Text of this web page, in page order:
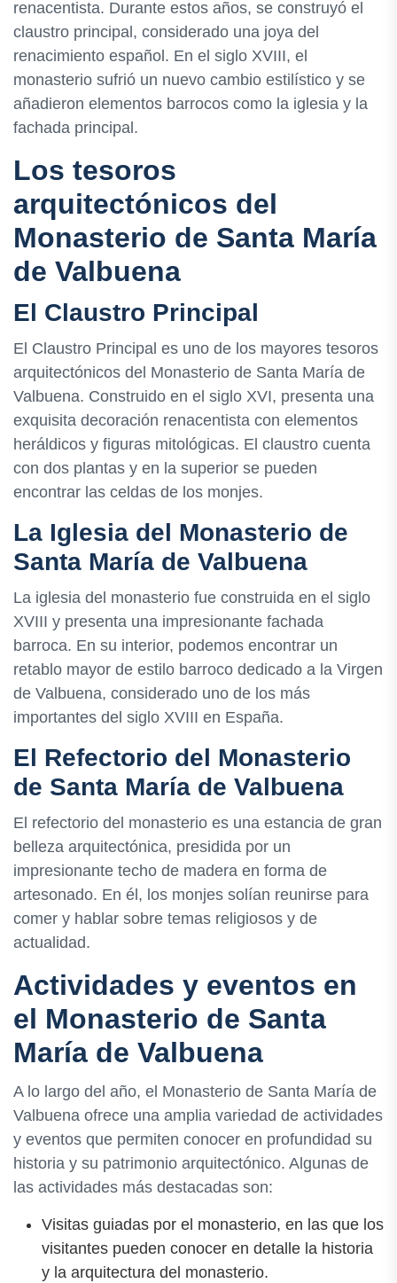
renacentista. Durante estos años, se construyó el
claustro principal, considerado una joya del
renacimiento español. En el siglo XVIII, el
monasterio sufrió un nuevo cambio estilístico y se
añadieron elementos barrocos como la iglesia y la
fachada principal.
Los tesoros
arquitectónicos del
Monasterio de Santa María
de Valbuena
El Claustro Principal
El Claustro Principal es uno de los mayores tesoros
arquitectónicos del Monasterio de Santa María de
Valbuena. Construido en el siglo XVI, presenta una
exquisita decoración renacentista con elementos
heráldicos y figuras mitológicas. El claustro cuenta
con dos plantas y en la superior se pueden
encontrar las celdas de los monjes.
La Iglesia del Monasterio de
Santa María de Valbuena
La iglesia del monasterio fue construida en el siglo
XVIII y presenta una impresionante fachada
barroca. En su interior, podemos encontrar un
retablo mayor de estilo barroco dedicado a la Virgen
de Valbuena, considerado uno de los más
importantes del siglo XVIII en España.
El Refectorio del Monasterio
de Santa María de Valbuena
El refectorio del monasterio es una estancia de gran
belleza arquitectónica, presidida por un
impresionante techo de madera en forma de
artesonado. En él, los monjes solían reunirse para
comer y hablar sobre temas religiosos y de
actualidad.
Actividades y eventos en
el Monasterio de Santa
María de Valbuena
A lo largo del año, el Monasterio de Santa María de
Valbuena ofrece una amplia variedad de actividades
y eventos que permiten conocer en profundidad su
historia y su patrimonio arquitectónico. Algunas de
las actividades más destacadas son:
Visitas guiadas por el monasterio, en las que los
visitantes pueden conocer en detalle la historia
y la arquitectura del monasterio.